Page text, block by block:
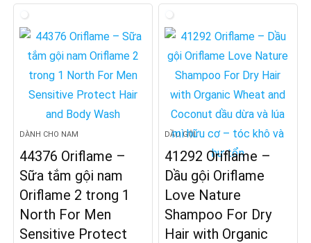
239.000₫.
DÀNH CHO NAM
44376 Oriflame –
Sữa tắm gội nam
Oriflame 2 trong 1
North For Men
Sensitive Protect
DẦU GỘI
41292 Oriflame –
Dầu gội Oriflame
Love Nature
Shampoo For Dry
Hair with Organic